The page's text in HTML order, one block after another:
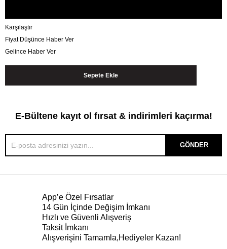
Karşılaştır
Fiyat Düşünce Haber Ver
Gelince Haber Ver
E-Bültene kayıt ol fırsat & indirimleri kaçırma!
GÖNDER
App’e Özel Fırsatlar
14 Gün İçinde Değişim İmkanı
Hızlı ve Güvenli Alışveriş
Taksit İmkanı
Alışverişini Tamamla,Hediyeler Kazan!